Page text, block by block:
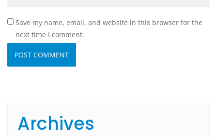
Save my name, email, and website in this browser for the
next time I comment.
Archives